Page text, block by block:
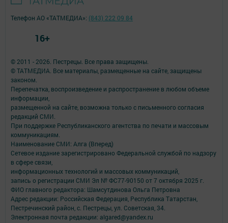
© 2011 - 2026. Пестрецы. Все права защищены.
© ТАТМЕДИА. Все материалы, размещенные на сайте, защищены
законом.
Перепечатка, воспроизведение и распространение в любом объеме
информации,
размещенной на сайте, возможна только с письменного согласия
редакций СМИ.
При поддержке Республиканского агентства по печати и массовым
коммуникациям.
Наименование СМИ: Алга (Вперед)
Сетевое издание зарегистрировано Федеральной службой по надзору
в сфере связи,
информационных технологий и массовых коммуникаций,
запись о регистрации СМИ Эл № ФС77-90150 от 7 октября 2025 г.
ФИО главного редактора: Шамсутдинова Ольга Петровна
Адрес редакции: Российская Федерация, Республика Татарстан,
Пестречинский район, с. Пестрецы, ул. Советская, 34.
Электронная почта редакции: algared@yandex.ru
Телефон АО «ТАТМЕДИА»: (843) 222 09 84
16+